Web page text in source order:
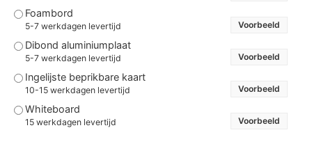
Foambord
5-7 werkdagen levertijd Voorbeeld
Dibond aluminiumplaat
5-7 werkdagen levertijd Voorbeeld
Ingelijste beprikbare kaart
10-15 werkdagen levertijd Voorbeeld
Whiteboard
15 werkdagen levertijd Voorbeeld